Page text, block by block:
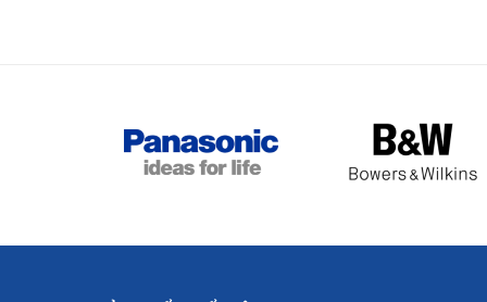
Độ phân giải thực